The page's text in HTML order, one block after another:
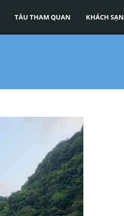
TÀU THAM QUAN KHÁCH SẠN